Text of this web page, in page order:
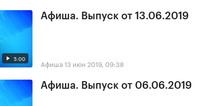
5:00
Афиша. Выпуск от 13.06.2019
Афиша 13 июн 2019, 09:38
Афиша. Выпуск от 06.06.2019